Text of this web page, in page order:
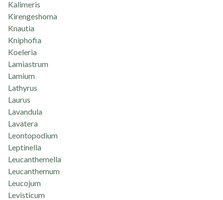
Kalimeris
Kirengeshoma
Knautia
Kniphofia
Koeleria
Lamiastrum
Lamium
Lathyrus
Laurus
Lavandula
Lavatera
Leontopodium
Leptinella
Leucanthemella
Leucanthemum
Leucojum
Levisticum